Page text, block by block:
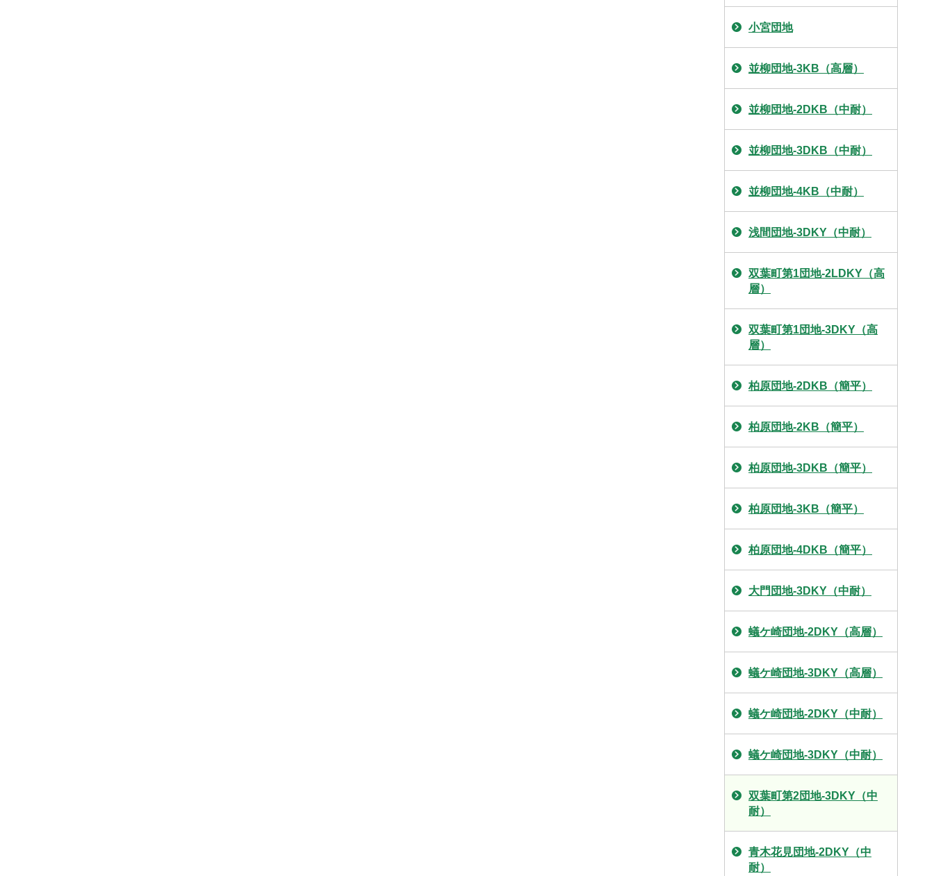
小宮団地
並柳団地-3KB（高層）
並柳団地-2DKB（中耐）
並柳団地-3DKB（中耐）
並柳団地-4KB（中耐）
浅間団地-3DKY（中耐）
双葉町第1団地-2LDKY（高
層）
双葉町第1団地-3DKY（高
層）
柏原団地-2DKB（簡平）
柏原団地-2KB（簡平）
柏原団地-3DKB（簡平）
柏原団地-3KB（簡平）
柏原団地-4DKB（簡平）
大門団地-3DKY（中耐）
蟻ケ崎団地-2DKY（高層）
蟻ケ崎団地-3DKY（高層）
蟻ケ崎団地-2DKY（中耐）
蟻ケ崎団地-3DKY（中耐）
双葉町第2団地-3DKY（中
耐）
青木花見団地-2DKY（中
耐）